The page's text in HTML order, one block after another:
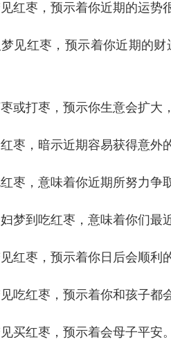
红枣，预示着你近期的运势
见红枣，预示着你近期的
或打枣，预示你生意会扩大
枣，暗示近期容易获得意外
枣，意味着你近期所努力争
梦到吃红枣，意味着你们最
红枣，预示着你日后会顺利
吃红枣，预示着你和孩子都
买红枣，预示着会母子平安。